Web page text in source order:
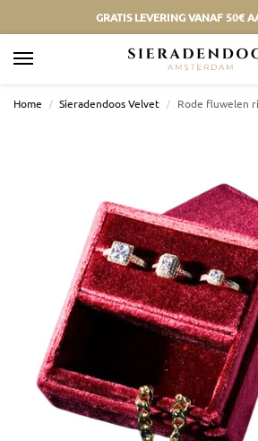
GRATIS LEVERING VANAF 50€
Home / Sieradendoos Velvet / Rode fluwelen ringendoosje -